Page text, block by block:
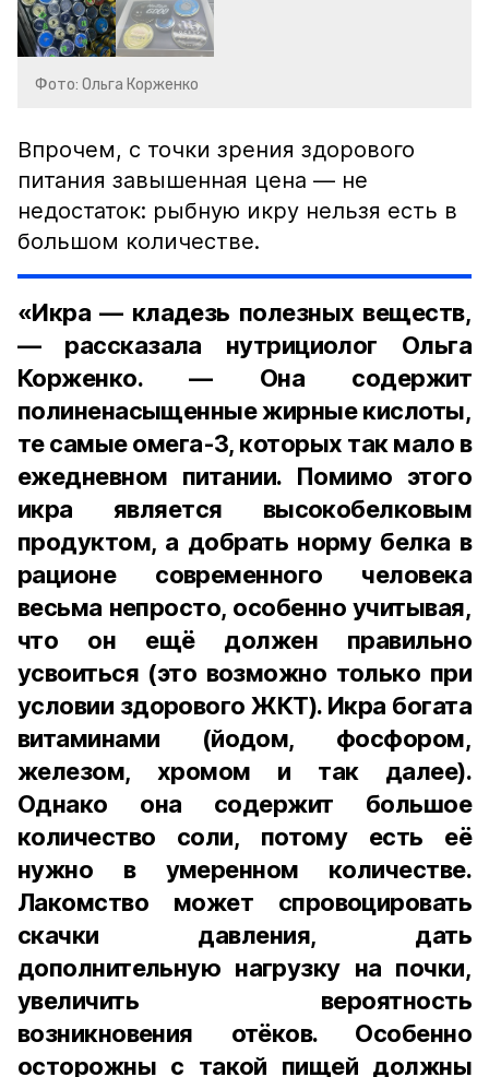
Фото: Ольга Корженко
Впрочем, с точки зрения здорового
питания завышенная цена — не
недостаток: рыбную икру нельзя есть в
большом количестве.
«Икра — кладезь полезных веществ,
— рассказала нутрициолог Ольга
Корженко. — Она содержит
полиненасыщенные жирные кислоты,
те самые омега-3, которых так мало в
ежедневном питании. Помимо этого
икра является высокобелковым
продуктом, а добрать норму белка в
рационе современного человека
весьма непросто, особенно учитывая,
что он ещё должен правильно
усвоиться (это возможно только при
условии здорового ЖКТ). Икра богата
витаминами (йодом, фосфором,
железом, хромом и так далее).
Однако она содержит большое
количество соли, потому есть её
нужно в умеренном количестве.
Лакомство может спровоцировать
скачки давления, дать
дополнительную нагрузку на почки,
увеличить вероятность
возникновения отёков. Особенно
осторожны с такой пищей должны